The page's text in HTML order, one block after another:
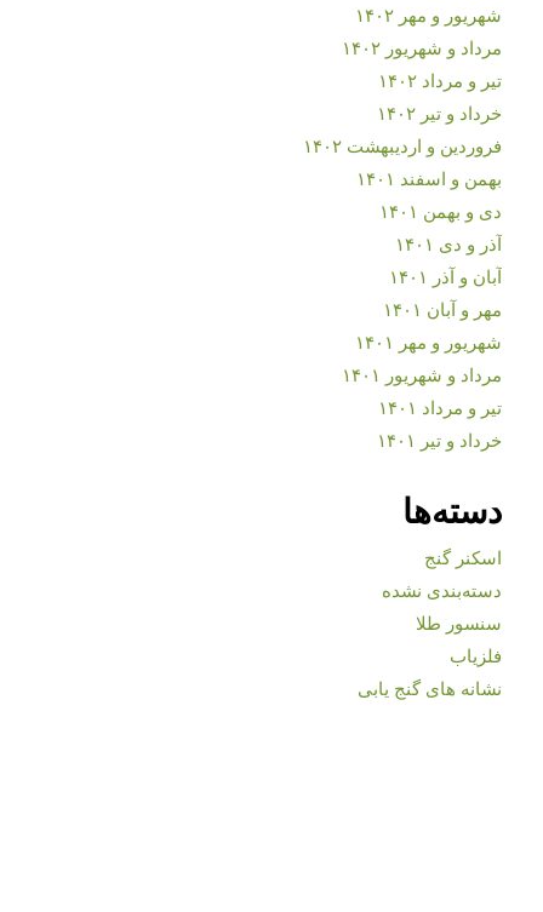
شهریور و مهر ۱۴۰۲
مرداد و شهریور ۱۴۰۲
تیر و مرداد ۱۴۰۲
خرداد و تیر ۱۴۰۲
فروردین و اردیبهشت ۱۴۰۲
بهمن و اسفند ۱۴۰۱
دی و بهمن ۱۴۰۱
آذر و دی ۱۴۰۱
آبان و آذر ۱۴۰۱
مهر و آبان ۱۴۰۱
شهریور و مهر ۱۴۰۱
مرداد و شهریور ۱۴۰۱
تیر و مرداد ۱۴۰۱
خرداد و تیر ۱۴۰۱
دسته‌ها
اسکنر گنج
دسته‌بندی نشده
سنسور طلا
فلزیاب
نشانه های گنج یابی